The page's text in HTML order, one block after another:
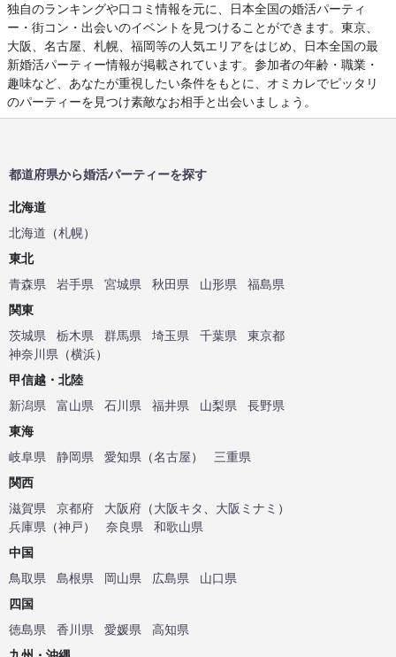
独自のランキングや口コミ情報を元に、日本全国の婚活パーティ
ー・街コン・出会いのイベントを見つけることができます。東京、
大阪、名古屋、札幌、福岡等の人気エリアをはじめ、日本全国の最
新婚活パーティー情報が掲載されています。参加者の年齢・職業・
趣味など、あなたが重視したい条件をもとに、オミカレでピッタリ
のパーティーを見つけ素敵なお相手と出会いましょう。
都道府県から婚活パーティーを探す
北海道
北海道 （札幌）
東北
青森県
岩手県 宮城県 秋田県 山形県
福島県
関東
茨城県
栃木県 群馬県 埼玉県 千葉県
東京都
神奈川県 （横浜）
甲信越・北陸
新潟県
富山県 石川県 福井県 山梨県
長野県
東海
岐阜県
静岡県 愛知県 （名古屋）
三重県
関西
滋賀県
京都府 大阪府 （大阪キタ 大阪ミナミ ）
兵庫県 （神戸） 奈良県
和歌山県
中国
鳥取県
島根県 岡山県 広島県
山口県
四国
徳島県
香川県 愛媛県
高知県